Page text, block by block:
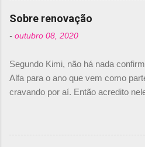
com isso, um lugar
foi esclarecida de
Daniele Audetto,
não será o
2010. "Na verdade,
de Piquet", admitiu
dois brasileiros”,
não tem nada
Sobre renovação
- outubro 08, 2020
Segundo Kimi, não há nada
Alfa para o ano que vem como
cravando por aí. Então acredito
truth but I’ve never had an option
should, pretty much, tell you that